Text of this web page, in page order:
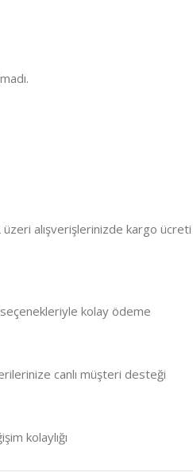
üzeri alışverişlerinizde kargo ücreti
kolay ödeme
canlı müşteri desteği
kolaylığı